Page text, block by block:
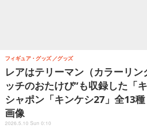
レアはテリーマン（カラーリ
ッチのおたけび”も収録した「
シャポン「キンケシ27」全13種
画像
フィギュア・グッズ グッズ
2026.5.10 Sun 0:10